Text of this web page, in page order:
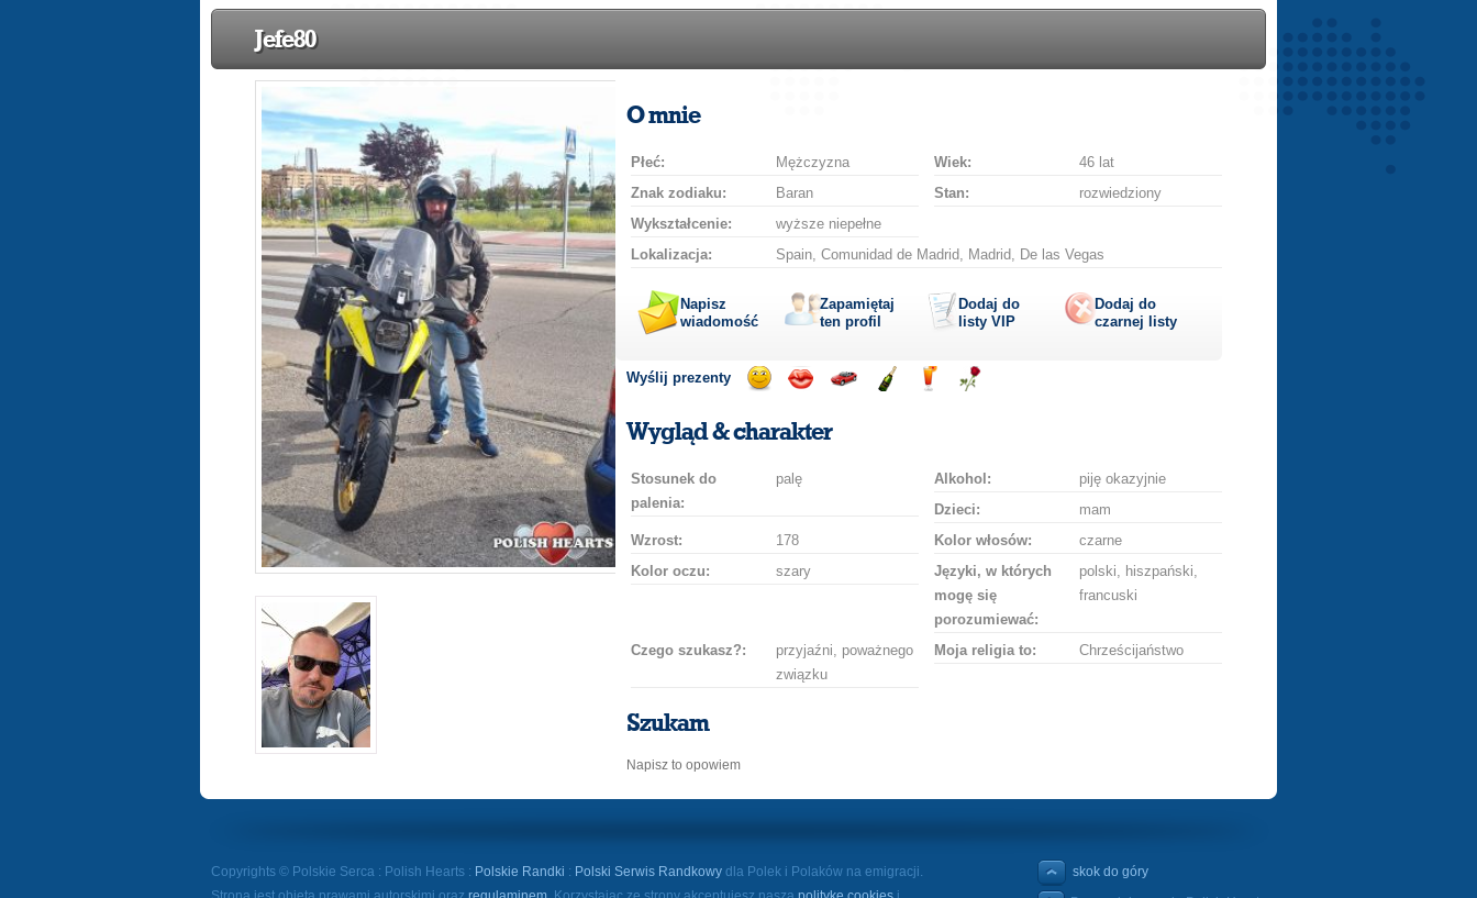
Jefe80
O mnie
Płeć: Mężczyzna Wiek:
46 lat
Znak zodiaku:
Baran Stan:
rozwiedziony
Wykształcenie:
wyższe niepełne
Lokalizacja:
Spain, Comunidad de Madrid, Madrid, De las Vegas
Napisz
wiadomość
Zapamiętaj
ten profil
Dodaj do
listy VIP
Dodaj do
czarnej listy
Wyślij prezenty
uśmiechbuziaka
Wygląd & charakter
Stosunek do
palenia:
palę Alkohol:
piję okazyjnie
Dzieci:
mam
Wzrost:
178 Kolor włosów:
czarne
Kolor oczu:
szary
Języki, w których
mogę się
porozumiewać:
polski, hiszpański,
francuski
Czego szukasz?:
przyjaźni, poważnego
związku
Moja religia to: Chrześcijaństwo
Szukam
Napisz to opowiem
Copyrights © Polskie Serca : Polish Hearts : Polskie Randki : Polski Serwis Randkowy dla Polek i Polaków na emigracji.
skok do góry